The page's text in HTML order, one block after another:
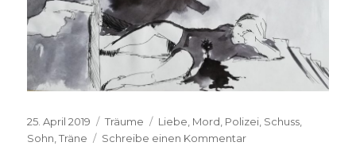
Veröffentlicht
am
25. April 2019 Kategorien
Träume Schlagwörter
Liebe Mord Polizei Schuss
Sohn ,Träne Schreibe einen Kommentarzu